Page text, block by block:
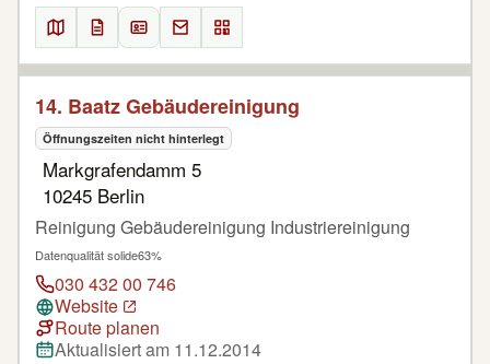
14. Baatz Gebäudereinigung
Öffnungszeiten nicht hinterlegt
Markgrafendamm 5
10245 Berlin
Reinigung Gebäudereinigung Industriereinigung
Datenqualität solide63%
030 432 00 746
Website
Route planen
Aktualisiert am 11.12.2014